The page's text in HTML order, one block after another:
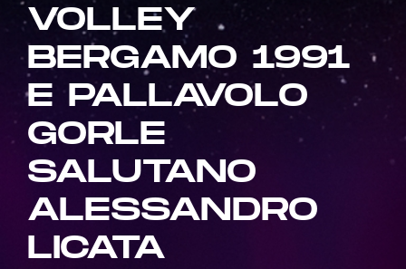
VOLLEY
BERGAMO 1991
E PALLAVOLO
GORLE
SALUTANO
ALESSANDRO
LICATA